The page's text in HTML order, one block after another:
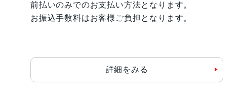
前払いのみでのお支払い方法となります。
お振込手数料はお客様ご負担となります。
詳細をみる